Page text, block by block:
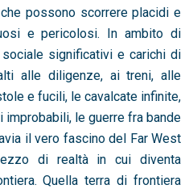
possono scorrere placidi e
e pericolosi. In ambito di
significativi e carichi di
alle diligenze, ai treni, alle
e fucili, le cavalcate infinite,
le guerre fra bande
il vero fascino del Far West
di realtà in cui diventa
Quella terra di frontiera